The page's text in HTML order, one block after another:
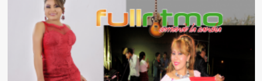
DEYVIS
se
Prepara
para
agosto